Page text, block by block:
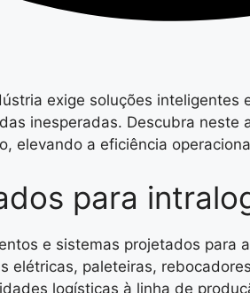
exige soluções
inesperadas. Descubra neste
elevando a eficiência
para
e sistemas projetados para
elétricas, paleteiras,
logísticas à linha de